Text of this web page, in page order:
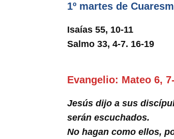
Pastoral Vocacional
1º martes de
Isaías 55, 10-11
Salmo 33, 4-7. 16-19
Evangelio: Mateo 6,
Jesús dijo a sus
serán escuchados.
No hagan como ellos,